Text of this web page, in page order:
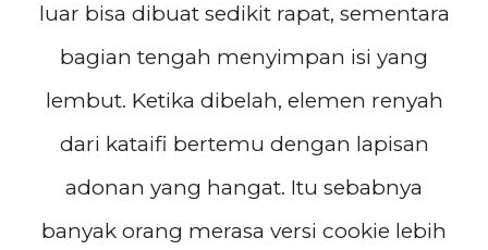
luar bisa dibuat sedikit rapat, sementara
bagian tengah menyimpan isi yang
lembut. Ketika dibelah, elemen renyah
dari kataifi bertemu dengan lapisan
adonan yang hangat. Itu sebabnya
banyak orang merasa versi cookie lebih